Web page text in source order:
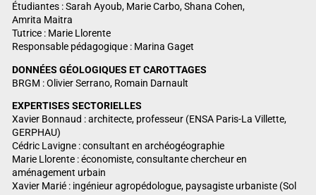
Étudiantes : Sarah Ayoub, Marie Carbo, Shana Cohen,
Amrita Maitra
Tutrice : Marie Llorente
Responsable pédagogique : Marina Gaget
DONNÉES GÉOLOGIQUES ET CAROTTAGES
BRGM : Olivier Serrano, Romain Darnault
EXPERTISES SECTORIELLES
Xavier Bonnaud : architecte, professeur (ENSA Paris-La Villette,
GERPHAU)
Cédric Lavigne : consultant en archéogéographie
Marie Llorente : économiste, consultante chercheur en
aménagement urbain
Xavier Marié : ingénieur agropédologue, paysagiste urbaniste (Sol